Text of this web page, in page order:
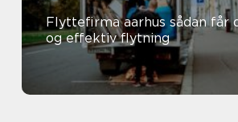
Flyttefirma aarhus sådan får du en tryg
og effektiv flytning